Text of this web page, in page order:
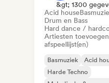
&gt; 1300
Acid house
Drum en Bass
Hard dance /
Artiesten
afspeellijst(en)
Basmuziek Acid
Harde Techno